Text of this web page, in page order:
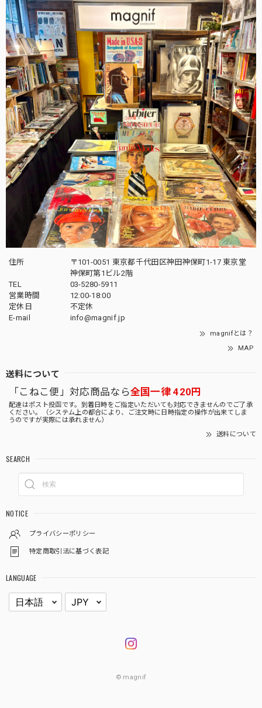
住所
〒101-0051 東京都千代田区神田神保町1-17 東京堂
神保町第1ビル2階
TEL
03-5280-5911
営業時間
12:00-18:00
定休日
不定休
E-mail
info@magnif.jp
magnifとは？
MAP
送料について
「こねこ便」対応商品なら全国一律 420円
配達はポスト投函です。到着日時をご指定いただいても対応できませんのでご了承
ください。（システム上の都合により、ご注文時に日時指定の操作が出来てしま
うのですが実際には承れません）
送料について
SEARCH
NOTICE
プライバシーポリシー
特定商取引法に基づく表記
LANGUAGE
© magnif